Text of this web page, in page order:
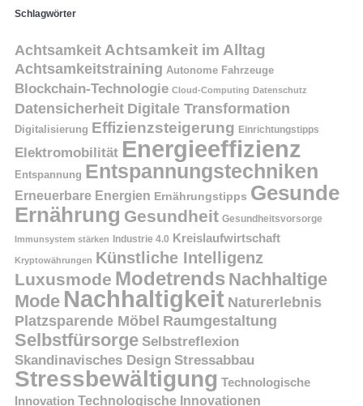
Schlagwörter
Achtsamkeit Achtsamkeit im Alltag
Achtsamkeitstraining Autonome Fahrzeuge
Blockchain-Technologie Cloud-Computing Datenschutz
Datensicherheit Digitale Transformation
Digitalisierung Effizienzsteigerung Einrichtungstipps
Elektromobilität Energieeffizienz
Entspannung Entspannungstechniken
Erneuerbare Energien Ernährungstipps Gesunde
Ernährung Gesundheit Gesundheitsvorsorge
Immunsystem stärken Industrie 4.0 Kreislaufwirtschaft
Kryptowährungen Künstliche Intelligenz
Luxusmode Modetrends Nachhaltige
Mode Nachhaltigkeit Naturerlebnis
Platzsparende Möbel Raumgestaltung
Selbstfürsorge Selbstreflexion
Skandinavisches Design Stressabbau
Stressbewältigung Technologische
Innovation Technologische Innovationen